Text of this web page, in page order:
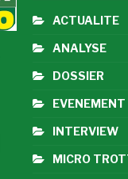
ACTUALITE
ANALYSE
DOSSIER
EVENEMENT
INTERVIEW
MICRO